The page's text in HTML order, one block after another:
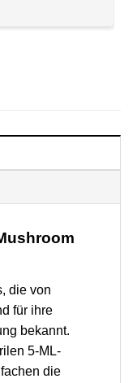
die von
für ihre
bekannt.
5-ML-
die